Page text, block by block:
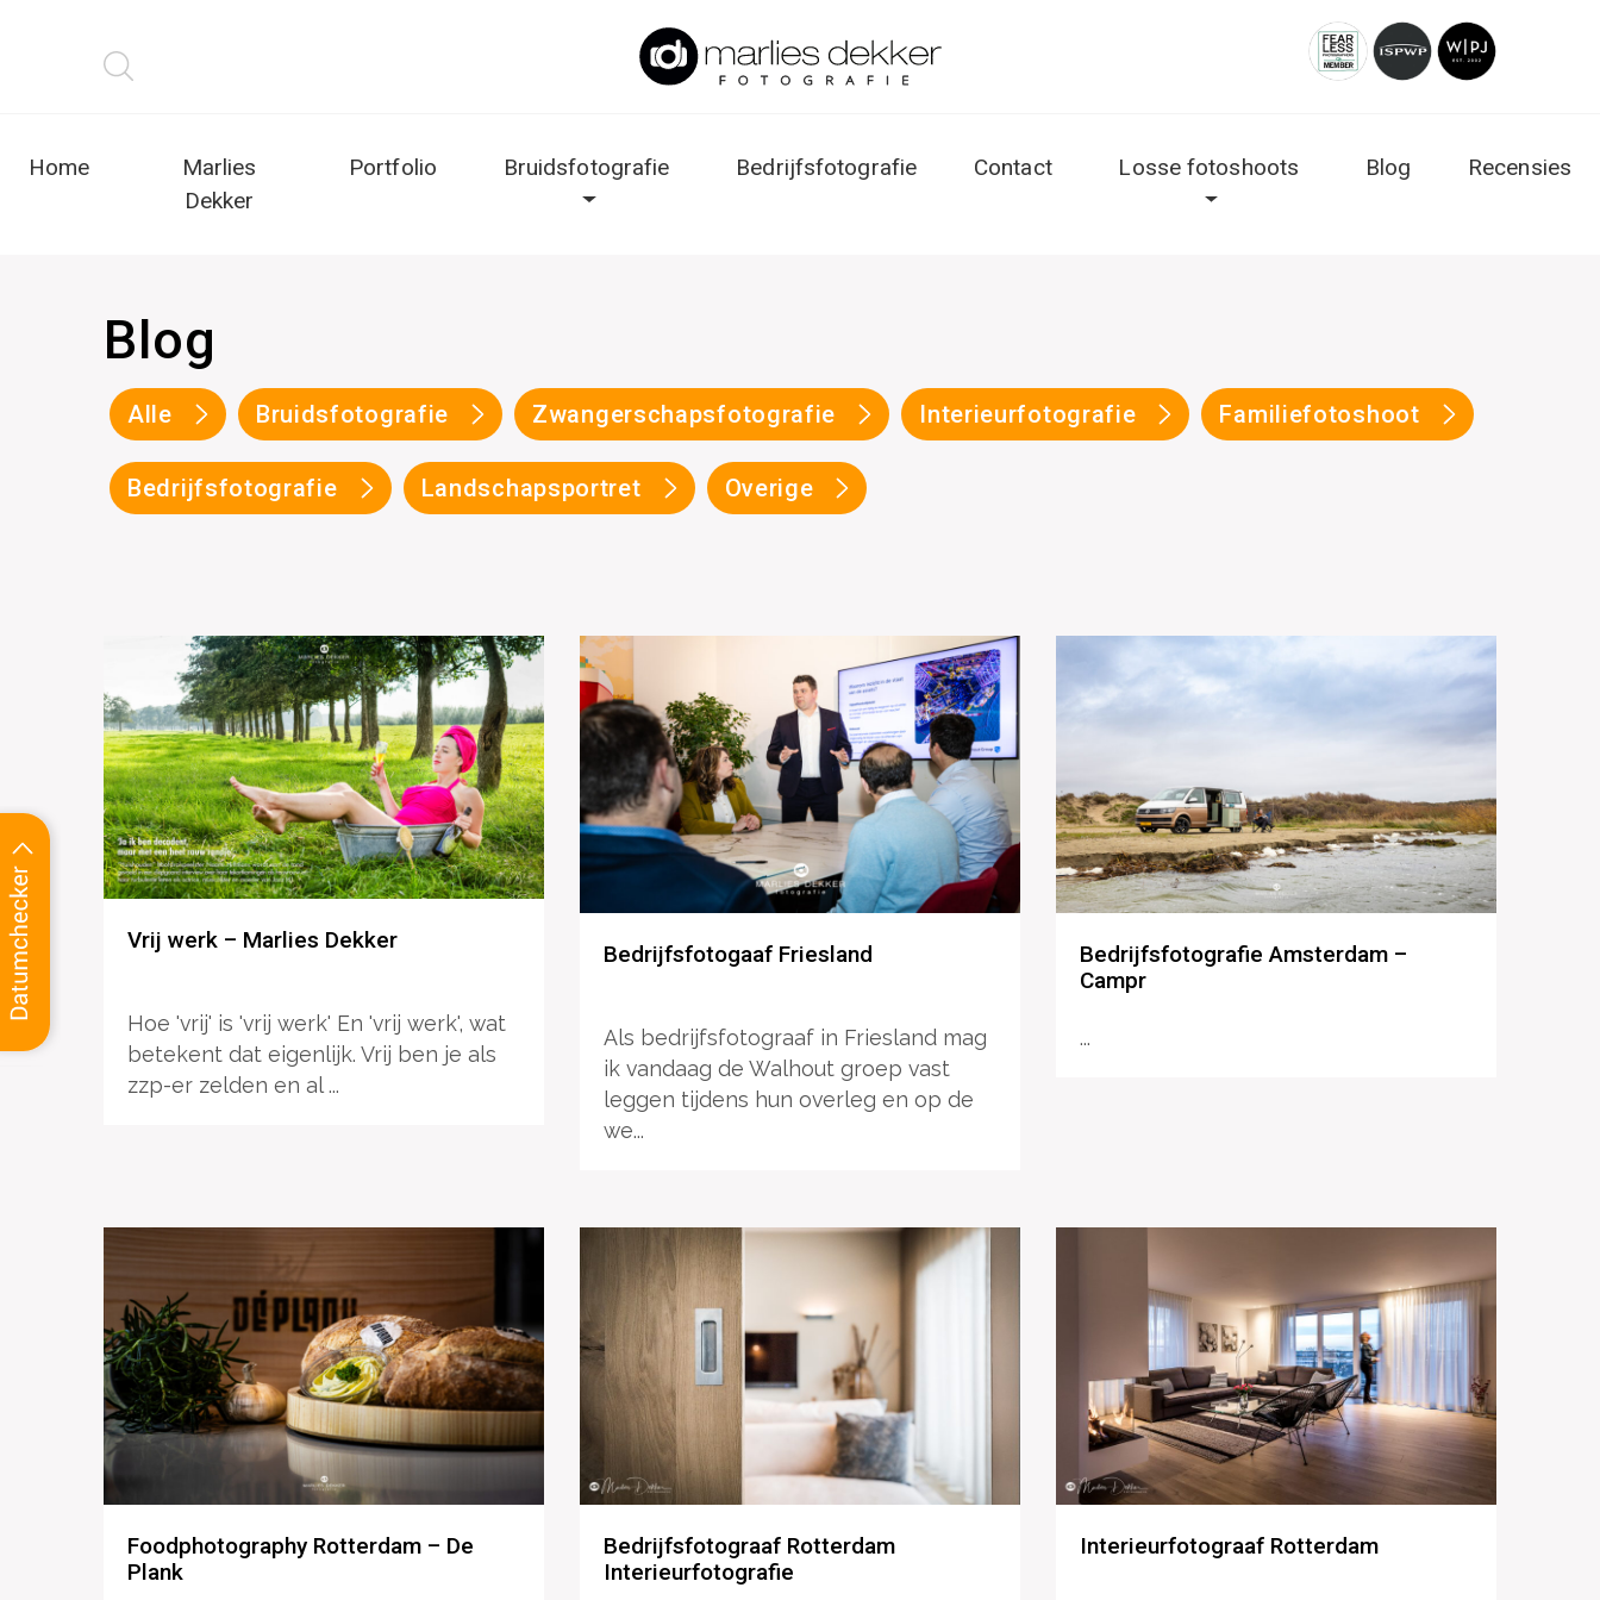
Home
Marlies
Dekker
Portfolio Bruidsfotografie Bedrijfsfotografie Contact Losse fotoshoots Blog Recensies
Blog
Alle Bruidsfotografie Zwangerschapsfotografie Interieurfotografie Familiefotoshoot
Bedrijfsfotografie Landschapsportret Overige
Vrij werk – Marlies Dekker
Hoe 'vrij' is 'vrij werk' En 'vrij werk', wat
betekent dat eigenlijk. Vrij ben je als
zzp-er zelden en al ...
Bedrijfsfotogaaf Friesland
Als bedrijfsfotograaf in Friesland mag
ik vandaag de Walhout groep vast
leggen tijdens hun overleg en op de
we...
Bedrijfsfotografie Amsterdam –
Campr
...
Foodphotography Rotterdam – De
Plank
Bedrijfsfotograaf Rotterdam
Interieurfotografie
Interieurfotograaf Rotterdam